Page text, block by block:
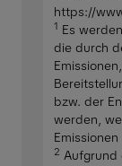
https://
1 Es
die durch
bzw. der
werden,
2 Aufgrund